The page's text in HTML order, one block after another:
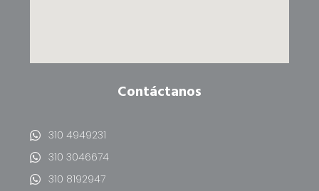
Contáctanos
310 4949231
310 3046674
310 8192947